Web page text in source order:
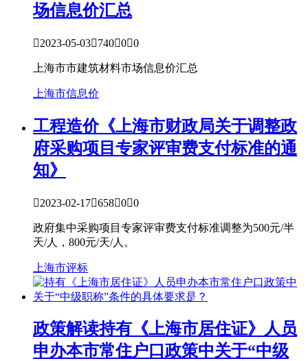
场信息价汇总
2023-05-0374000
上海市市建筑材料市场信息价汇总
上海市信息价
工程造价《上海市财政局关于调整政
府采购项目专家评审费支付标准的通
知》
2023-02-1765800
政府集中采购项目专家评审费支付标准调整为500元/半
天/人，800元/天/人。
上海市评标
政策解读持有《上海市居住证》人员
申办本市常住户口政策中关于“中级